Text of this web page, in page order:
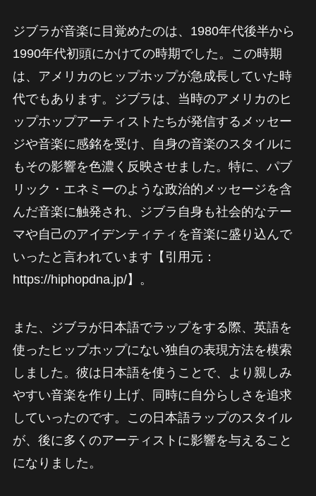
ジブラが音楽に目覚めたのは、1980年代後半から
1990年代初頭にかけての時期でした。この時期
は、アメリカのヒップホップが急成長していた時
代でもあります。ジブラは、当時のアメリカのヒ
ップホップアーティストたちが発信するメッセー
ジや音楽に感銘を受け、自身の音楽のスタイルに
もその影響を色濃く反映させました。特に、パブ
リック・エネミーのような政治的メッセージを含
んだ音楽に触発され、ジブラ自身も社会的なテー
マや自己のアイデンティティを音楽に盛り込んで
いったと言われています【引用元：
https://hiphopdna.jp/】。
また、ジブラが日本語でラップをする際、英語を
使ったヒップホップにない独自の表現方法を模索
しました。彼は日本語を使うことで、より親しみ
やすい音楽を作り上げ、同時に自分らしさを追求
していったのです。この日本語ラップのスタイル
が、後に多くのアーティストに影響を与えること
になりました。